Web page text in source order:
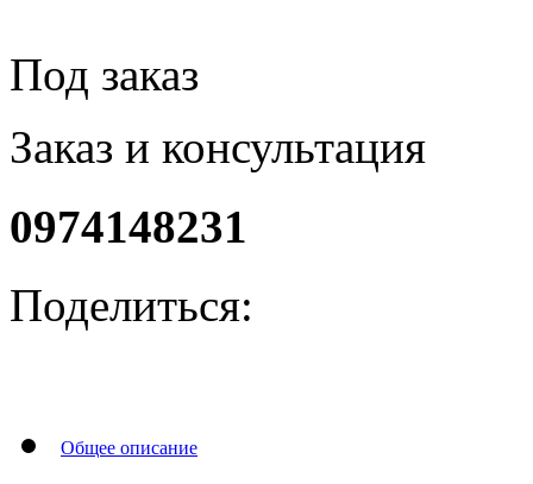
Под заказ
Заказ и консультация
0974148231
Поделиться:
Общее описание